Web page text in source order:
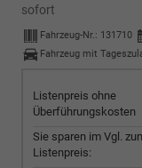
sofort
Fahrzeug-Nr.: 131710
Fahrzeug mit
Listenpreis ohne
Überführungskosten
Sie sparen im Vgl.
Listenpreis: